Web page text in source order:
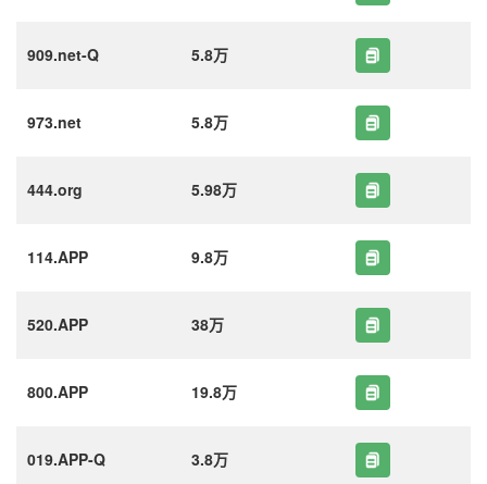
909.net-Q 5.8万
973.net 5.8万
444.org 5.98万
114.APP 9.8万
520.APP 38万
800.APP 19.8万
019.APP-Q 3.8万